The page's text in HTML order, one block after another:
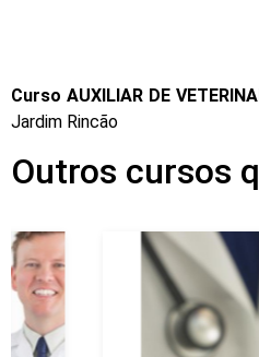
Curso AUXILIAR DE
Jardim Rincão
Outros cursos